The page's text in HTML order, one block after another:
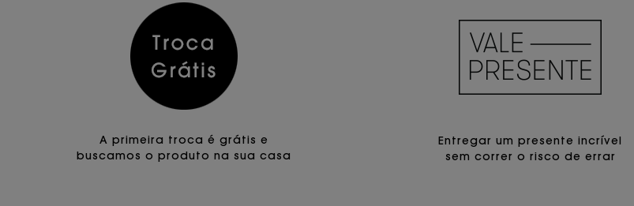
A primeira troca é grátis e
buscamos o produto na sua casa
Entregar um presente incrível
sem correr o risco de errar